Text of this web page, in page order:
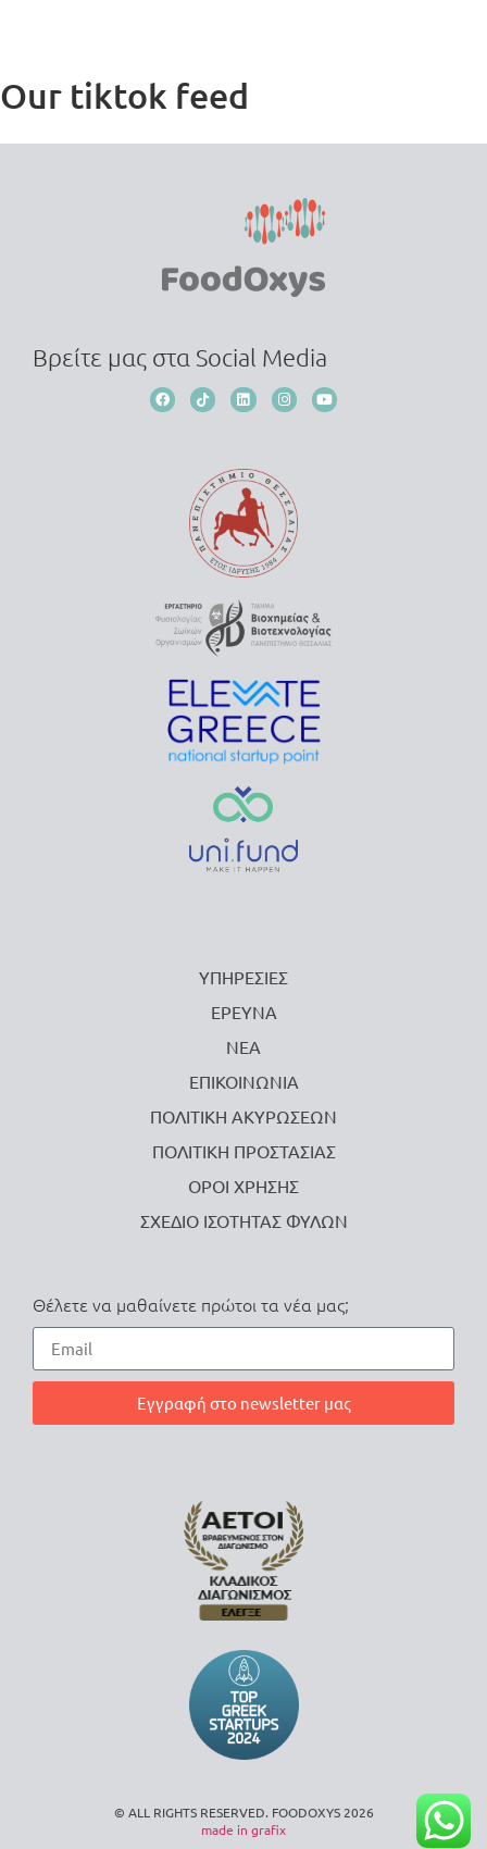
Our tiktok feed
Βρείτε μας στα Social Media
ΥΠΗΡΕΣΙΕΣ
ΕΡΕΥΝΑ
ΝΕΑ
ΕΠΙΚΟΙΝΩΝΙΑ
ΠΟΛΙΤΙΚΗ ΑΚΥΡΩΣΕΩΝ
ΠΟΛΙΤΙΚΗ ΠΡΟΣΤΑΣΙΑΣ
ΟΡΟΙ ΧΡΗΣΗΣ
ΣΧΕΔΙΟ ΙΣΟΤΗΤΑΣ ΦΥΛΩΝ
Θέλετε να μαθαίνετε πρώτοι τα νέα μας;
Εγγραφή στο newsletter μας
© ALL RIGHTS RESERVED. FOODOXYS 2026
made in grafix